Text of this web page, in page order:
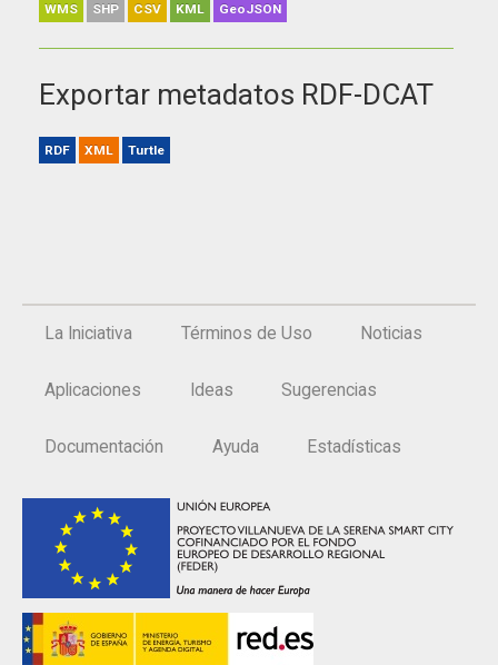
WMS SHP CSV KML GeoJSON
Exportar metadatos RDF-DCAT
RDF XML Turtle
La Iniciativa Términos de Uso Noticias
Aplicaciones Ideas Sugerencias
Documentación Ayuda Estadísticas